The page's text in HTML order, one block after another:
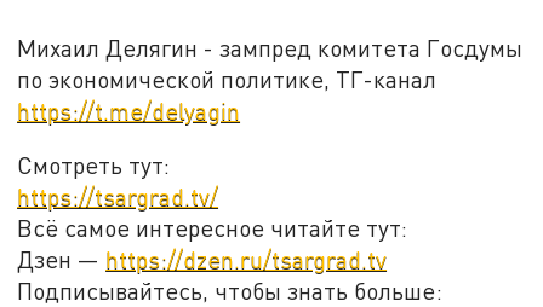
Михаил Делягин - зампред комитета Госдумы
по экономической политике, ТГ-канал
https://t.me/delyagin
Смотреть тут:
https://tsargrad.tv/
Всё самое интересное читайте тут:
Дзен — https://dzen.ru/tsargrad.tv
Подписывайтесь, чтобы знать больше: